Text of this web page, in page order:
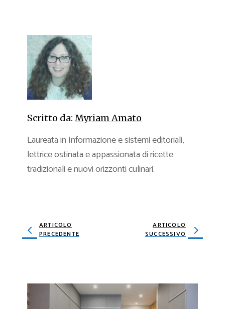
Scritto da: Myriam Amato
Laureata in Informazione e sistemi editoriali,
lettrice ostinata e appassionata di ricette
tradizionali e nuovi orizzonti culinari.
ARTICOLO
PRECEDENTE
ARTICOLO
SUCCESSIVO